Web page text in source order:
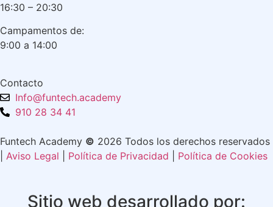
16:30 – 20:30
Campamentos de:
9:00 a 14:00
Contacto
Info@funtech.academy
910 28 34 41
Funtech Academy © 2026 Todos los derechos reservados
Aviso Legal Política de Privacidad Política de Cookies
Sitio web desarrollado por: